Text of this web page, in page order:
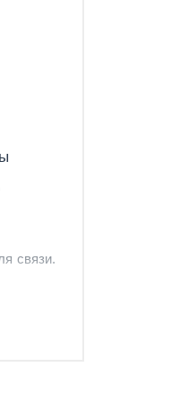
связи.